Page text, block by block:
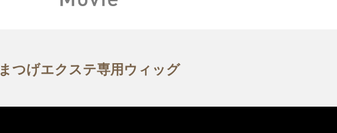
まつげエクステ専用ウィッグ